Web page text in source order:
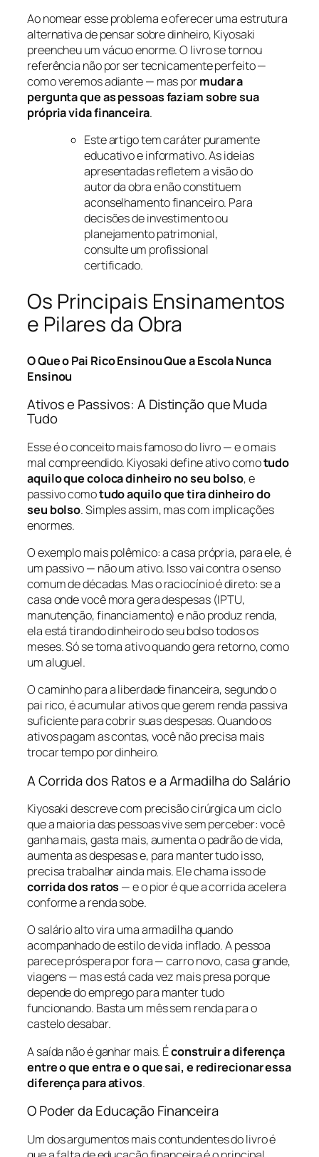
Ao nomear esse problema e oferecer uma estrutura
alternativa de pensar sobre dinheiro, Kiyosaki
preencheu um vácuo enorme. O livro se tornou
referência não por ser tecnicamente perfeito —
como veremos adiante — mas pormudar a
pergunta que as pessoas faziam sobre sua
própria vida financeira.
Este artigo tem caráter puramente
educativo e informativo. As ideias
apresentadas refletem a visão do
autor da obra e não constituem
aconselhamento financeiro. Para
decisões de investimento ou
planejamento patrimonial,
consulte um profissional
certificado.
Os Principais Ensinamentos
e Pilares da Obra
O Que o Pai Rico Ensinou Que a Escola Nunca
Ensinou
Ativos e Passivos: A Distinção que Muda
Tudo
Esse é o conceito mais famoso do livro — e o mais
mal compreendido. Kiyosaki define ativo comotudo
aquilo que coloca dinheiro no seu bolso, e
passivo comotudo aquilo que tira dinheiro do
seu bolso. Simples assim, mas com implicações
enormes.
O exemplo mais polêmico: a casa própria, para ele, é
um passivo — não um ativo. Isso vai contra o senso
comum de décadas. Mas o raciocínio é direto: se a
casa onde você mora gera despesas (IPTU,
manutenção, financiamento) e não produz renda,
ela está tirando dinheiro do seu bolso todos os
meses. Só se torna ativo quando gera retorno, como
um aluguel.
O caminho para a liberdade financeira, segundo o
pai rico, é acumular ativos que gerem renda passiva
suficiente para cobrir suas despesas. Quando os
ativos pagam as contas, você não precisa mais
trocar tempo por dinheiro.
A Corrida dos Ratos e a Armadilha do Salário
Kiyosaki descreve com precisão cirúrgica um ciclo
que a maioria das pessoas vive sem perceber: você
ganha mais, gasta mais, aumenta o padrão de vida,
aumenta as despesas e, para manter tudo isso,
precisa trabalhar ainda mais. Ele chama isso de
corrida dos ratos — e o pior é que a corrida acelera
conforme a renda sobe.
O salário alto vira uma armadilha quando
acompanhado de estilo de vida inflado. A pessoa
parece próspera por fora — carro novo, casa grande,
viagens — mas está cada vez mais presa porque
depende do emprego para manter tudo
funcionando. Basta um mês sem renda para o
castelo desabar.
A saída não é ganhar mais. Éconstruir a diferença
entre o que entra e o que sai, e redirecionar essa
diferença para ativos.
O Poder da Educação Financeira
Um dos argumentos mais contundentes do livro é